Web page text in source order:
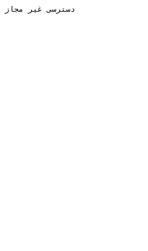
دسترسی غیر مجاز